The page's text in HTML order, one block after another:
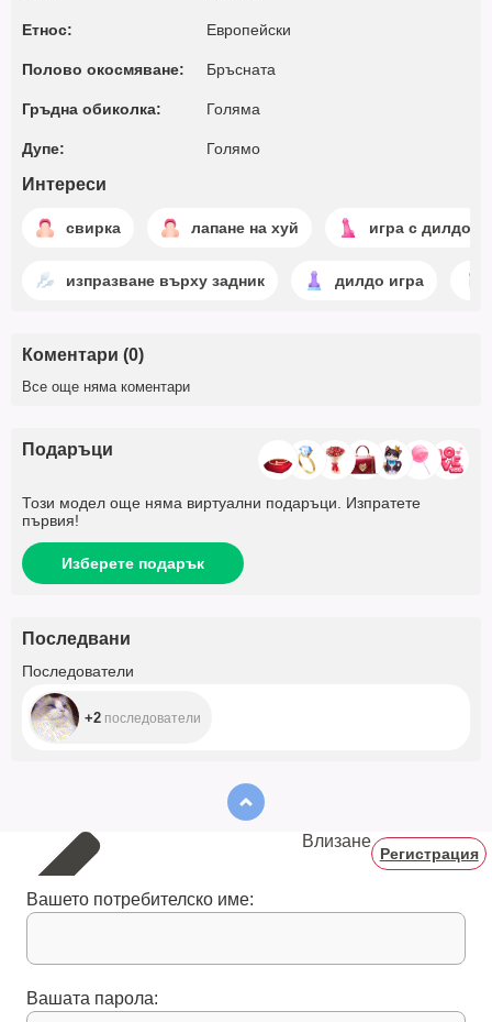
Етнос: Европейски
Полово окосмяване: Бръсната
Гръдна обиколка: Голяма
Дупе: Голямо
Интереси
свирка лапане на хуй игра с дилдо
изпразване върху задник дилдо игра
Коментари (0)
Все още няма коментари
Подаръци
Този модел още няма виртуални подаръци. Изпратете
първия!
Изберете подарък
Последвани
Последователи
+2 последователи
Влизане
Регистрация
Вашето потребителско име:
Вашата парола: